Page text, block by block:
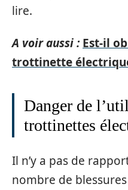
lire.
A voir aussi : Est-il
trottinette
Danger de
trottinettes
Il n’y a pas de
nombre de